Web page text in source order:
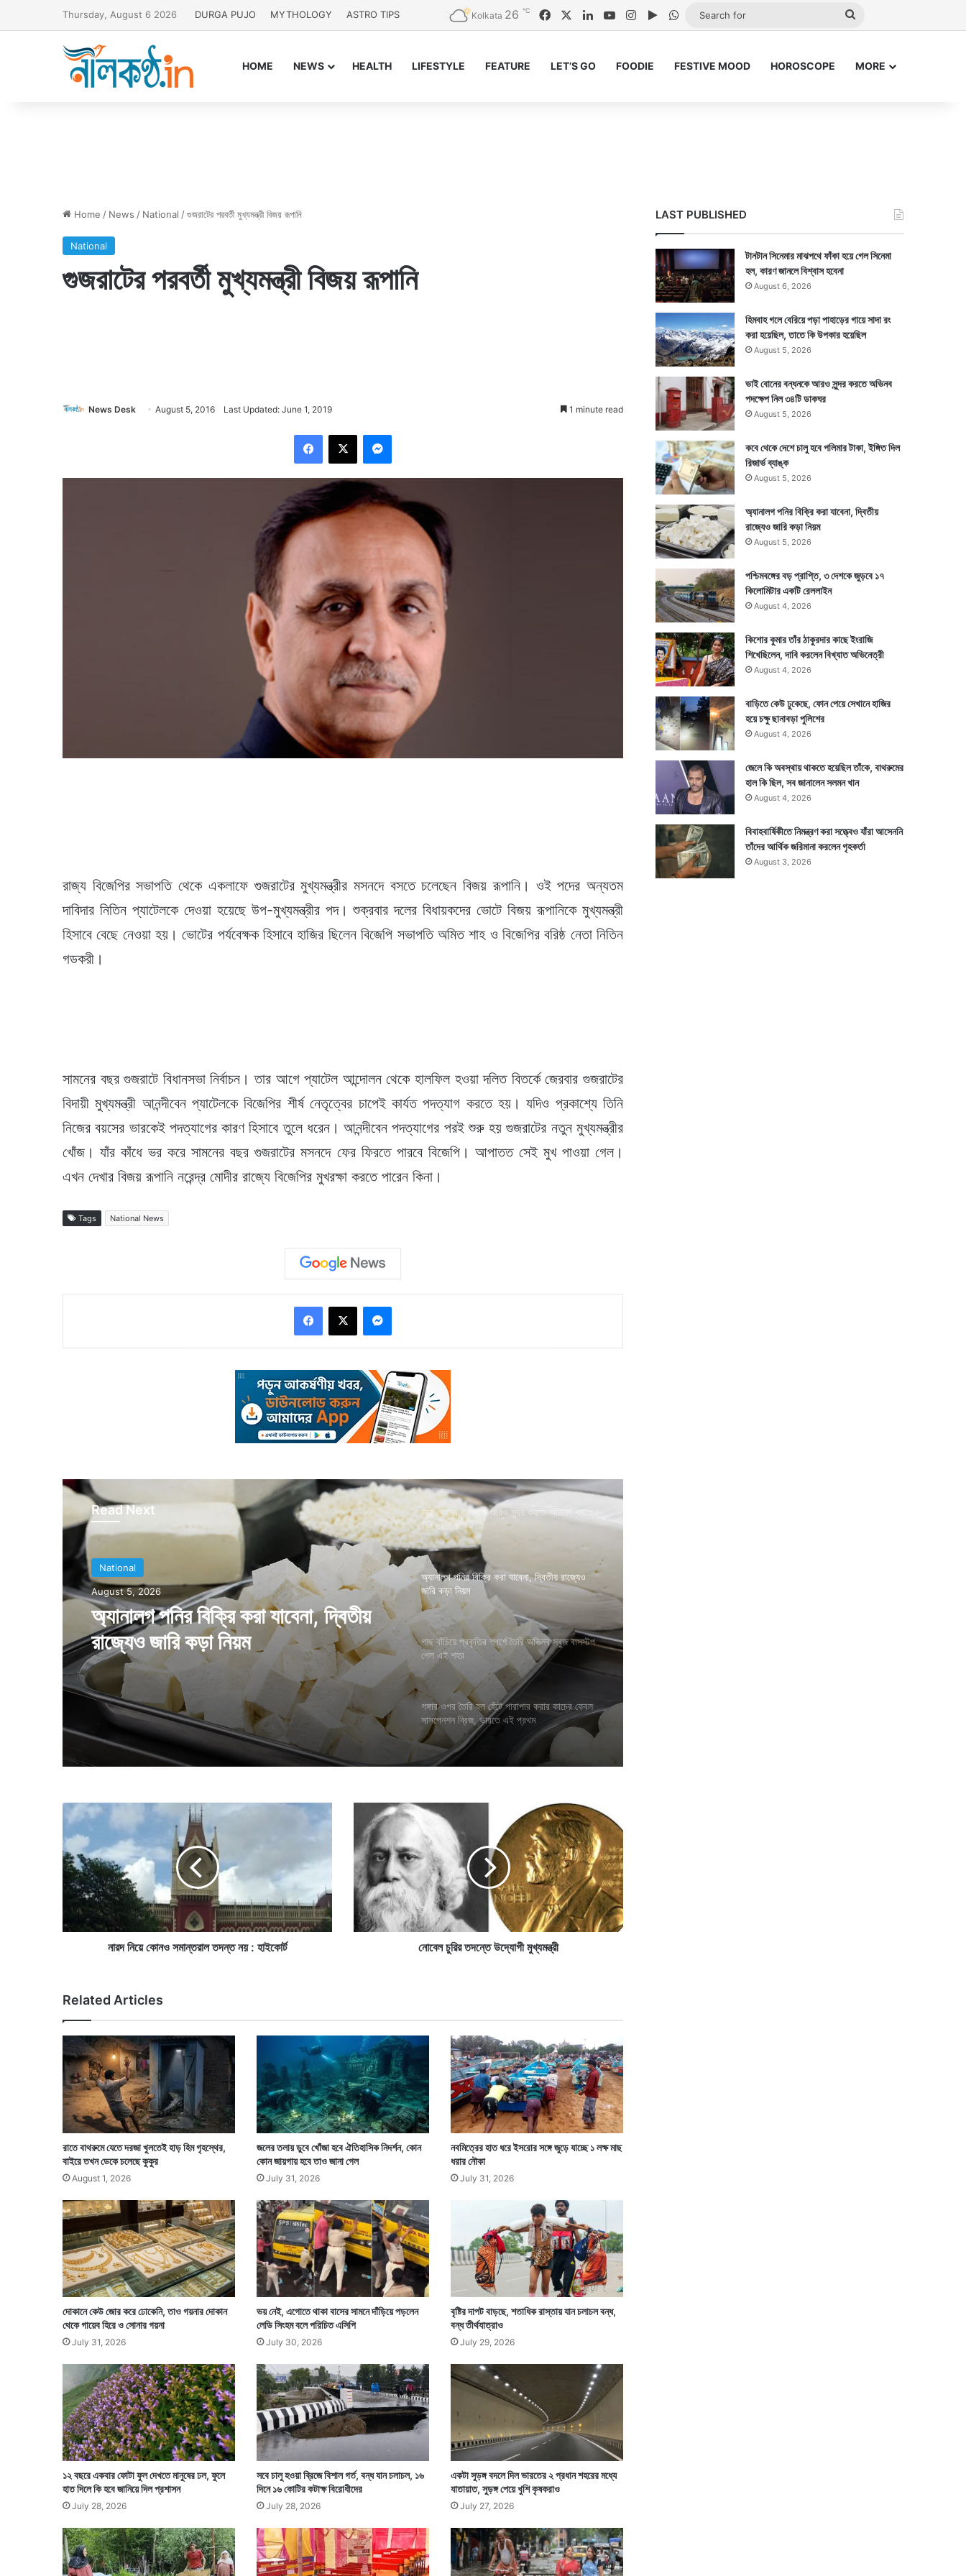
Thursday, August 6 2026 DURGA PUJO MYTHOLOGY ASTRO TIPS Kolkata 26 ℃ FacebookLinkedInYouTubeInstagram
Google Play
WhatsApp
HOME NEWS HEALTH LIFESTYLE FEATURE LET’S GO FOODIE FESTIVE MOOD HOROSCOPE MORE
Home / News / National /গুজরাটের পরবর্তী মুখ্যমন্ত্রী বিজয় রূপানি
National
গুজরাটের পরবর্তী মুখ্যমন্ত্রী বিজয় রূপানি
News Desk August 5, 2016 Last Updated: June 1, 2019 1 minute read
রাজ্য বিজেপির সভাপতি থেকে একলাফে গুজরাটের মুখ্যমন্ত্রীর মসনদে বসতে চলেছেন বিজয় রূপানি। ওই পদের অন্যতম
দাবিদার নিতিন প্যাটেলকে দেওয়া হয়েছে উপ-মুখ্যমন্ত্রীর পদ। শুক্রবার দলের বিধায়কদের ভোটে বিজয় রূপানিকে মুখ্যমন্ত্রী
হিসাবে বেছে নেওয়া হয়। ভোটের পর্যবেক্ষক হিসাবে হাজির ছিলেন বিজেপি সভাপতি অমিত শাহ ও বিজেপির বরিষ্ঠ নেতা নিতিন
গডকরী।
সামনের বছর গুজরাটে বিধানসভা নির্বাচন। তার আগে প্যাটেল আন্দোলন থেকে হালফিল হওয়া দলিত বিতর্কে জেরবার গুজরাটের
বিদায়ী মুখ্যমন্ত্রী আনন্দীবেন প্যাটেলকে বিজেপির শীর্ষ নেতৃত্বের চাপেই কার্যত পদত্যাগ করতে হয়। যদিও প্রকাশ্যে তিনি
নিজের বয়সের ভারকেই পদত্যাগের কারণ হিসাবে তুলে ধরেন। আনন্দীবেন পদত্যাগের পরই শুরু হয় গুজরাটের নতুন মুখ্যমন্ত্রীর
খোঁজ। যাঁর কাঁধে ভর করে সামনের বছর গুজরাটের মসনদে ফের ফিরতে পারবে বিজেপি। আপাতত সেই মুখ পাওয়া গেল।
এখন দেখার বিজয় রূপানি নরেন্দ্র মোদীর রাজ্যে বিজেপির মুখরক্ষা করতে পারেন কিনা।
Tags National News
Read Next
National
August 5, 2026
অ্যানালগ পনির বিক্রি করা যাবেনা, দ্বিতীয়
রাজ্যেও জারি কড়া নিয়ম
ভাই বোনের বন্ধনকে আরও সুন্দর করতে অভিনব পদক্ষেপ
নিল ৩৪টি ডাকঘর
অ্যানালগ পনির বিক্রি করা যাবেনা, দ্বিতীয় রাজ্যেও
জারি কড়া নিয়ম
গাছ বাঁচিয়ে প্রকৃতির স্পর্শে তৈরি অভিনব সবুজ বাসস্টপ
পেল এই শহর
গঙ্গার ওপর তৈরি হল হেঁটে পারাপার করার কাচের কেবল
সাসপেনশন ব্রিজ, ভারতে এই প্রথম
দ
নি
য়ে
কো
স
ত
দ
ন্ত
ন
য়
হা
ই
কো
র্ট
নারদ নিয়ে কোনও সমান্তরাল তদন্ত নয় : হাইকোর্ট
চু
রি
র
ত
ন্তে
ম
ন্ত্রী
নোবেল চুরির তদন্তে উদ্যোগী মুখ্যমন্ত্রী
Related Articles
রাতে বাথরুমে যেতে দরজা খুলতেই হাড় হিম গৃহস্থের,
বাইরে তখন ডেকে চলেছে কুকুর
August 1, 2026
জলের তলায় ডুবে খোঁজা হবে ঐতিহাসিক নিদর্শন, কোন
কোন জায়গায় হবে তাও জানা গেল
July 31, 2026
নবমিত্রের হাত ধরে ইসরোর সঙ্গে জুড়ে যাচ্ছে ১ লক্ষ মাছ
ধরার নৌকা
July 31, 2026
দোকানে কেউ জোর করে ঢোকেনি, তাও গয়নার দোকান
থেকে গায়েব হিরে ও সোনার গয়না
July 31, 2026
ভয় নেই, এগোতে থাকা বাসের সামনে দাঁড়িয়ে পড়লেন
লেডি সিংহম বলে পরিচিত এসিপি
July 30, 2026
বৃষ্টির দাপট বাড়ছে, শতাধিক রাস্তায় যান চলাচল বন্ধ,
বন্ধ তীর্থযাত্রাও
July 29, 2026
১২ বছরে একবার ফোটা ফুল দেখতে মানুষের ঢল, ফুলে
হাত দিলে কি হবে জানিয়ে দিল প্রশাসন
July 28, 2026
সবে চালু হওয়া ব্রিজে বিশাল গর্ত, বন্ধ যান চলাচল, ১৬
দিনে ১৬ কোটির কটাক্ষ বিরোধীদের
July 28, 2026
একটা সুড়ঙ্গ বদলে দিল ভারতের ২ প্রধান শহরের মধ্যে
যাতায়াত, সুড়ঙ্গ পেয়ে খুশি কৃষকরাও
July 27, 2026
LAST PUBLISHED
টানটান সিনেমার মাঝপথে ফাঁকা হয়ে গেল সিনেমা
হল, কারণ জানলে বিশ্বাস হবেনা
August 6, 2026
হিমবাহ গলে বেরিয়ে পড়া পাহাড়ের গায়ে সাদা রং
করা হয়েছিল, তাতে কি উপকার হয়েছিল
August 5, 2026
ভাই বোনের বন্ধনকে আরও সুন্দর করতে অভিনব
পদক্ষেপ নিল ৩৪টি ডাকঘর
August 5, 2026
কবে থেকে দেশে চালু হবে পলিমার টাকা, ইঙ্গিত দিল
রিজার্ভ ব্যাঙ্ক
August 5, 2026
অ্যানালগ পনির বিক্রি করা যাবেনা, দ্বিতীয়
রাজ্যেও জারি কড়া নিয়ম
August 5, 2026
পশ্চিমবঙ্গের বড় প্রাপ্তি, ৩ দেশকে জুড়বে ১৭
কিলোমিটার একটি রেললাইন
August 4, 2026
কিশোর কুমার তাঁর ঠাকুরদার কাছে ইংরাজি
শিখেছিলেন, দাবি করলেন বিখ্যাত অভিনেত্রী
August 4, 2026
বাড়িতে কেউ ঢুকেছে, ফোন পেয়ে সেখানে হাজির
হয়ে চক্ষু ছানাবড়া পুলিশের
August 4, 2026
জেলে কি অবস্থায় থাকতে হয়েছিল তাঁকে, বাথরুমের
হাল কি ছিল, সব জানালেন সলমন খান
August 4, 2026
বিবাহবার্ষিকীতে নিমন্ত্রণ করা সত্ত্বেও যাঁরা আসেননি
তাঁদের আর্থিক জরিমানা করলেন গৃহকর্তা
August 3, 2026